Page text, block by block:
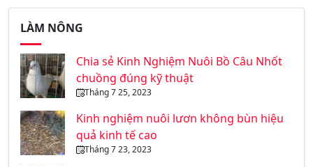
LÀM NÔNG
Chia sẻ Kinh Nghiệm Nuôi Bồ Câu Nhốt
chuồng đúng kỹ thuật
Tháng 7 25, 2023
Kinh nghiệm nuôi lươn không bùn hiệu
quả kinh tế cao
Tháng 7 23, 2023